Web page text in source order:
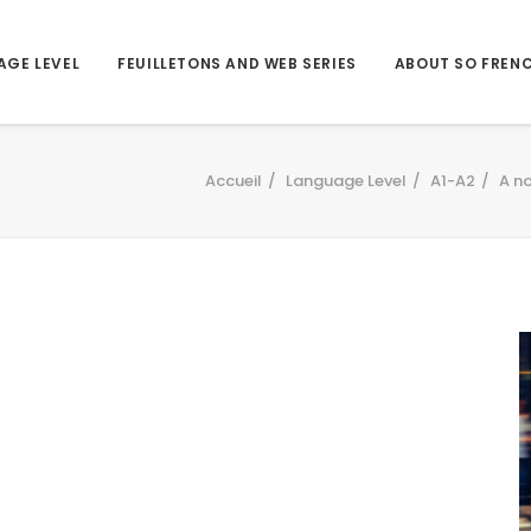
LEVEL FEUILLETONS AND WEB SERIES ABOUT SO
Accueil Language Level A1-A2 A